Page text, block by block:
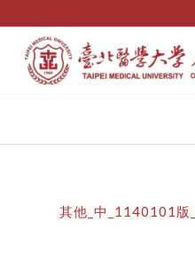
其他_中_1140101版